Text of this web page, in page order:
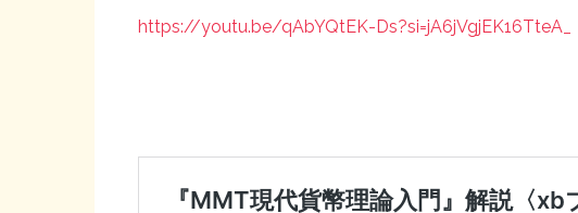
https://youtu.be/qAbYQtEK-Ds?si=jA6jVgjEK16TteA_